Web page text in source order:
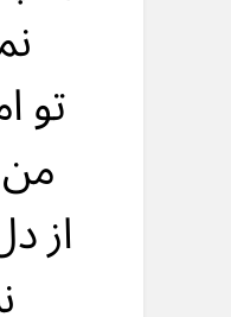
تو
از